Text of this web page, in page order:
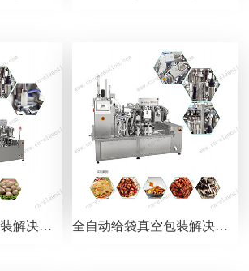
全自动给袋真空包装解决方案——电子组合秤下料器 全自动给袋真空包装解决方案——收缩杯下料器